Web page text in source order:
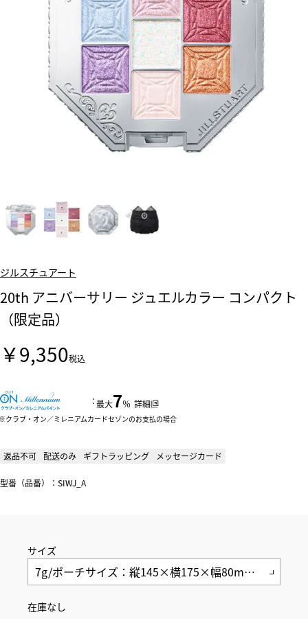
ジルスチュアート
20th アニバーサリー ジュエルカラー コンパクト
（限定品）
￥9,350税込
：最大7％ 詳細
クラブ・オン／ミレニアムカードセゾンのお支払の場合
返品不可 配送のみ ギフトラッピング メッセージカード
型番（品番）：SIWJ_A
サイズ
在庫なし